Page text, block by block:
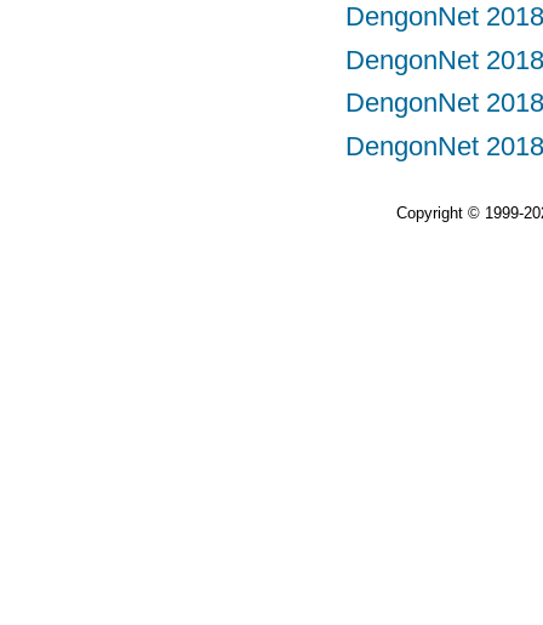
DengonNet
DengonNet
DengonNet
DengonNet
Copyright © 1999-